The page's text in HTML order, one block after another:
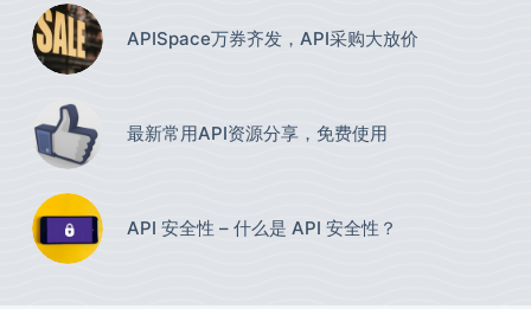
APISpace万券齐发，API采购大放价
最新常用API资源分享，免费使用​
API 安全性 – 什么是 API 安全性？